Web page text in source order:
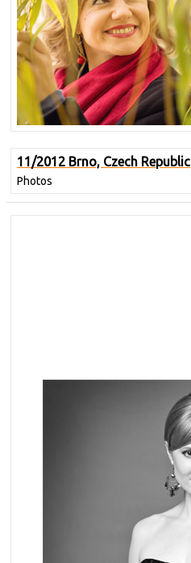
11/2012 Brno, Czech Republic
Photos